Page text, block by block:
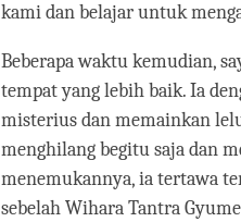
kami dan belajar untuk
Beberapa waktu kemudian,
tempat yang lebih baik. Ia
misterius dan memainkan
menghilang begitu saja dan
menemukannya, ia tertawa
sebelah Wihara Tantra